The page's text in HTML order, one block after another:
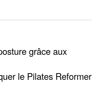
grâce aux
le Pilates Reformer